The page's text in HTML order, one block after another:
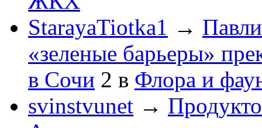
StarayaTiotka1 →
«зеленые барьеры»
в Сочи 2 в Флора и
svinstvunet →